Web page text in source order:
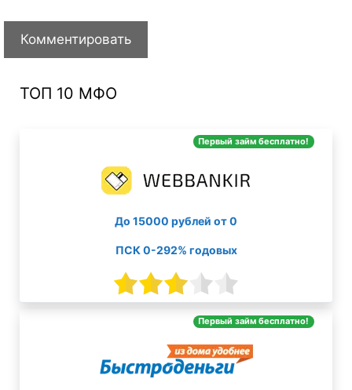
ТОП 10 МФО
Первый займ бесплатно!
До 15000 рублей от 0
ПСК 0-292% годовых
Первый займ бесплатно!